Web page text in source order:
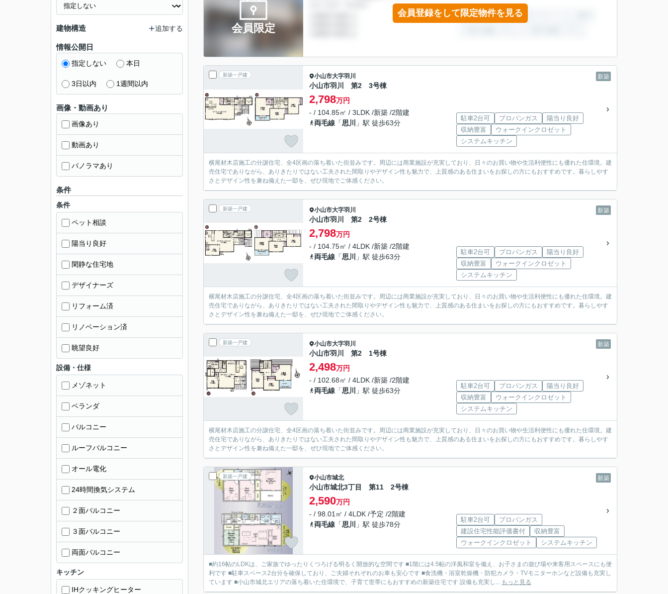
会員限定
会員登録をして限定物件を見る
新築一戸建 新築
小山市大字羽川
小山市羽川 第2 3号棟
2,798万円
- / 104.85㎡ / 3LDK /新築 /2階建
両毛線 「思川 」駅 徒歩63分
駐車2台可 プロパンガス
陽当り良好
収納豊富
ウォークインクロゼット
システムキッチン
横尾材木店施工の分譲住宅、全4区画の落ち着いた街並みです。周辺には商業施設が充実しており、日々のお買い物や生活利便性にも優れた住環境。建
売住宅でありながら、ありきたりではない工夫された間取りやデザイン性も魅力で、上質感のある住まいをお探しの方にもおすすめです。暮らしやす
さとデザイン性を兼ね備えた一邸を、ぜひ現地でご体感ください。
新築一戸建 新築
小山市大字羽川
小山市羽川 第2 2号棟
2,798万円
- / 104.75㎡ / 4LDK /新築 /2階建
両毛線 「思川 」駅 徒歩63分
駐車2台可 プロパンガス
陽当り良好
収納豊富
ウォークインクロゼット
システムキッチン
横尾材木店施工の分譲住宅、全4区画の落ち着いた街並みです。周辺には商業施設が充実しており、日々のお買い物や生活利便性にも優れた住環境。建
売住宅でありながら、ありきたりではない工夫された間取りやデザイン性も魅力で、上質感のある住まいをお探しの方にもおすすめです。暮らしやす
さとデザイン性を兼ね備えた一邸を、ぜひ現地でご体感ください。
新築一戸建 新築
小山市大字羽川
小山市羽川 第2 1号棟
2,498万円
- / 102.68㎡ / 4LDK /新築 /2階建
両毛線 「思川 」駅 徒歩63分
駐車2台可 プロパンガス
陽当り良好
収納豊富
ウォークインクロゼット
システムキッチン
横尾材木店施工の分譲住宅、全4区画の落ち着いた街並みです。周辺には商業施設が充実しており、日々のお買い物や生活利便性にも優れた住環境。建
売住宅でありながら、ありきたりではない工夫された間取りやデザイン性も魅力で、上質感のある住まいをお探しの方にもおすすめです。暮らしやす
さとデザイン性を兼ね備えた一邸を、ぜひ現地でご体感ください。
新築一戸建 新築
小山市城北
小山市城北3丁目 第11 2号棟
2,590万円
- / 98.01㎡ / 4LDK /予定 /2階建
両毛線 「思川 」駅 徒歩78分
駐車2台可
プロパンガス
建設住宅性能評価書付
収納豊富
ウォークインクロゼット
システムキッチン
■約16帖のLDKは、ご家族でゆったりくつろげる明るく開放的な空間です ■1階には4.5帖の洋風和室を備え、お子さまの遊び場や来客用スペースにも便
利です ■駐車スペース2台分を確保しており、ご夫婦それぞれのお車も安心です ■食洗機・浴室乾燥機・防犯カメラ・TVモニターホンなど設備も充実し
ています ■小山市城北エリアの落ち着いた住環境で、子育て世帯にもおすすめの新築住宅です 設備も充実し... もっと見る
建物構造 追加する
情報公開日
指定しない 本日
3日以内 1週間以内
画像・動画あり
画像あり
動画あり
パノラマあり
条件
条件
ペット相談
陽当り良好
閑静な住宅地
デザイナーズ
リフォーム済
リノベーション済
眺望良好
設備・仕様
メゾネット
ベランダ
バルコニー
ルーフバルコニー
オール電化
24時間換気システム
２面バルコニー
３面バルコニー
両面バルコニー
キッチン
IHクッキングヒーター